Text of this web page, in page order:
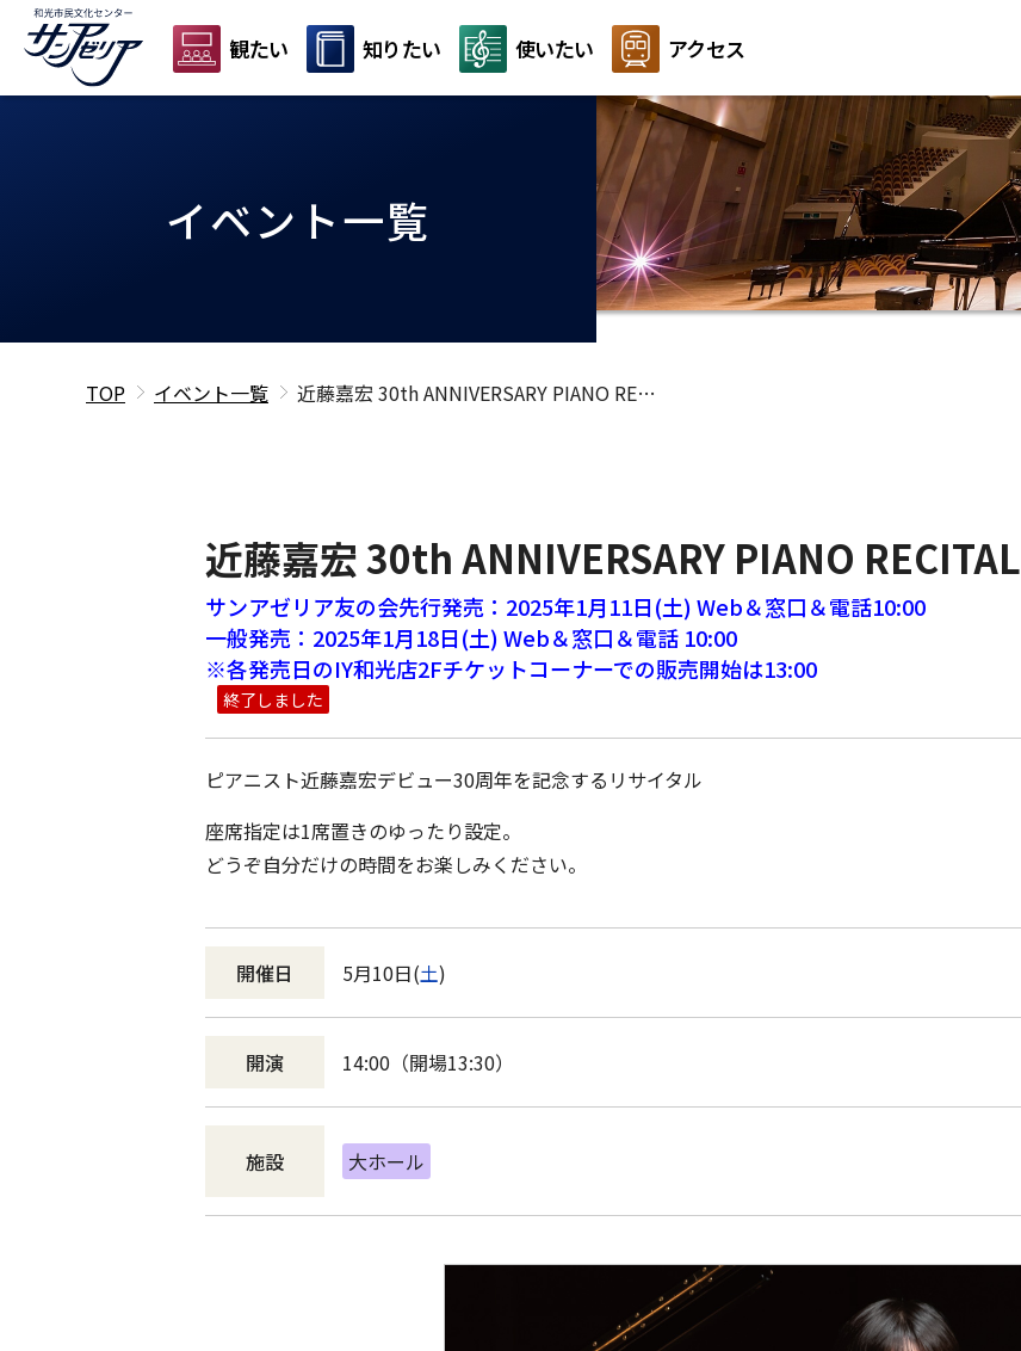
観たい 知りたい 使いたい アクセス
イベント一覧
TOP イベント一覧 近藤嘉宏 30th ANNIVERSARY PIANO RE…
近藤嘉宏 30th ANNIVERSARY PIANO RECITAL
サンアゼリア友の会先行発売：2025年1月11日(土) Web＆窓口＆電話10:00
一般発売：2025年1月18日(土) Web＆窓口＆電話 10:00
※各発売日のIY和光店2Fチケットコーナーでの販売開始は13:00
終了しました
ピアニスト近藤嘉宏デビュー30周年を記念するリサイタル
座席指定は1席置きのゆったり設定。
どうぞ自分だけの時間をお楽しみください。
開催日 5月10日(土)
開演 14:00（開場13:30）
施設 大ホール